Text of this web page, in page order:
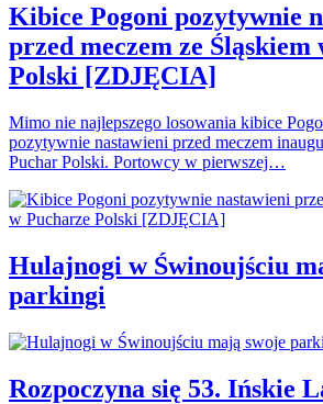
Kibice Pogoni pozytywnie
przed meczem ze Śląskiem
Polski [ZDJĘCIA]
Mimo nie najlepszego losowania kibice
pozytywnie nastawieni przed meczem
Puchar Polski. Portowcy w pierwszej…
Hulajnogi w Świnoujściu
parkingi
Rozpoczyna się 53. Ińskie